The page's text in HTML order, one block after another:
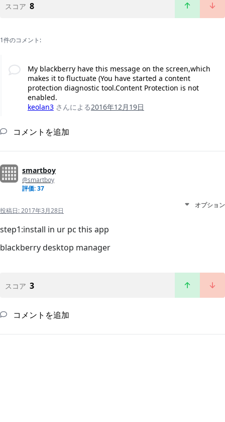
スコア 8
1件のコメント:
My blackberry have this message on the screen,which
makes it to fluctuate (You have started a content
protection diagnostic tool.Content Protection is not
enabled.
keolan3 さんによる2016年12月19日
コメントを追加
smartboy
@smartboy
評価: 37
投稿日:2017年3月28日
オプション
step1:install in ur pc this app
blackberry desktop manager
スコア 3
コメントを追加